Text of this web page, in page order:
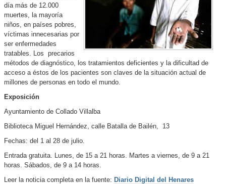
día más de 12.000
muertes, la mayoría
niños, en países pobres,
víctimas innecesarias por
ser enfermedades
tratables. Los precarios
métodos de diagnóstico, los tratamientos deficientes y la dificultad de
acceso a éstos de los pacientes son claves de la situación actual de
millones de personas en todo el mundo.
Exposición
Ayuntamiento de Collado Villalba
Biblioteca Miguel Hernández, calle Batalla de Bailén, 13
Fechas: del 1 al 28 de julio.
Entrada gratuita. Lunes, de 15 a 21 horas. Martes a viernes, de 9 a 21
horas. Sábados, de 9 a 14 horas.
Leer la noticia completa en la fuente: Diario Digital del Henares